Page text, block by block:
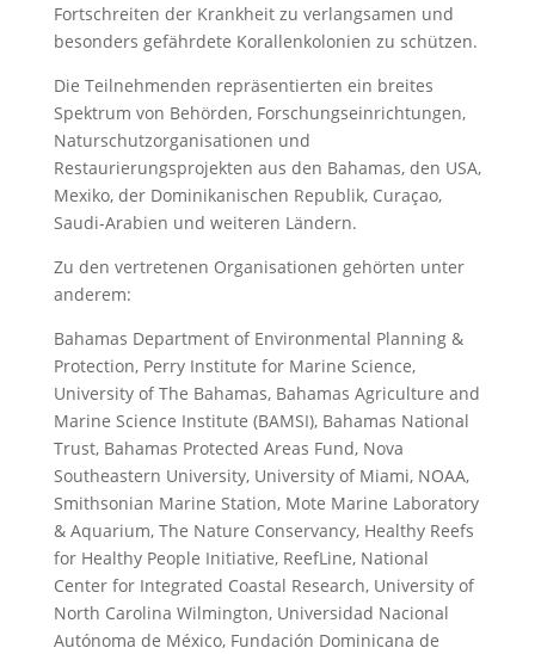
Fortschreiten der Krankheit zu verlangsamen und
besonders gefährdete Korallenkolonien zu schützen.
Die Teilnehmenden repräsentierten ein breites
Spektrum von Behörden, Forschungseinrichtungen,
Naturschutzorganisationen und
Restaurierungsprojekten aus den Bahamas, den USA,
Mexiko, der Dominikanischen Republik, Curaçao,
Saudi-Arabien und weiteren Ländern.
Zu den vertretenen Organisationen gehörten unter
anderem:
Bahamas Department of Environmental Planning &
Protection, Perry Institute for Marine Science,
University of The Bahamas, Bahamas Agriculture and
Marine Science Institute (BAMSI), Bahamas National
Trust, Bahamas Protected Areas Fund, Nova
Southeastern University, University of Miami, NOAA,
Smithsonian Marine Station, Mote Marine Laboratory
& Aquarium, The Nature Conservancy, Healthy Reefs
for Healthy People Initiative, ReefLine, National
Center for Integrated Coastal Research, University of
North Carolina Wilmington, Universidad Nacional
Autónoma de México, Fundación Dominicana de